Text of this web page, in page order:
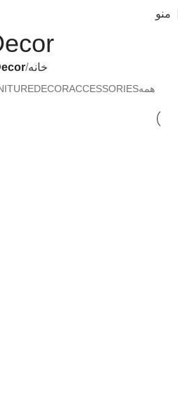
منو
خانه
همهACCESSORIES
DECOR